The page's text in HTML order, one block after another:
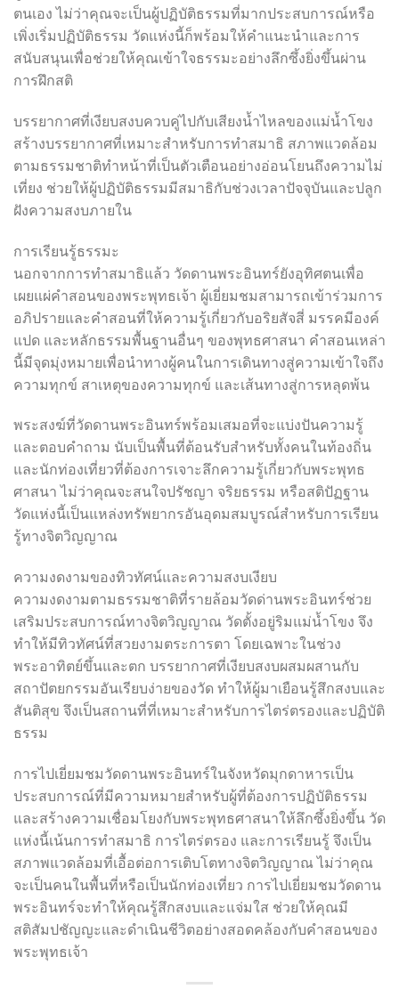
ตนเอง ไม่ว่าคุณจะเป็นผู้ปฏิบัติธรรมที่มากประสบการณ์หรือ
เพิ่งเริ่มปฏิบัติธรรม วัดแห่งนี้ก็พร้อมให้คำแนะนำและการ
สนับสนุนเพื่อช่วยให้คุณเข้าใจธรรมะอย่างลึกซึ้งยิ่งขึ้นผ่าน
การฝึกสติ
บรรยากาศที่เงียบสงบควบคู่ไปกับเสียงน้ำไหลของแม่น้ำโขง
สร้างบรรยากาศที่เหมาะสำหรับการทำสมาธิ สภาพแวดล้อม
ตามธรรมชาติทำหน้าที่เป็นตัวเตือนอย่างอ่อนโยนถึงความไม่
เที่ยง ช่วยให้ผู้ปฏิบัติธรรมมีสมาธิกับช่วงเวลาปัจจุบันและปลูก
ฝังความสงบภายใน
การเรียนรู้ธรรมะ
นอกจากการทำสมาธิแล้ว วัดดานพระอินทร์ยังอุทิศตนเพื่อ
เผยแผ่คำสอนของพระพุทธเจ้า ผู้เยี่ยมชมสามารถเข้าร่วมการ
อภิปรายและคำสอนที่ให้ความรู้เกี่ยวกับอริยสัจสี่ มรรคมีองค์
แปด และหลักธรรมพื้นฐานอื่นๆ ของพุทธศาสนา คำสอนเหล่า
นี้มีจุดมุ่งหมายเพื่อนำทางผู้คนในการเดินทางสู่ความเข้าใจถึง
ความทุกข์ สาเหตุของความทุกข์ และเส้นทางสู่การหลุดพ้น
พระสงฆ์ที่วัดดานพระอินทร์พร้อมเสมอที่จะแบ่งปันความรู้
และตอบคำถาม นับเป็นพื้นที่ต้อนรับสำหรับทั้งคนในท้องถิ่น
และนักท่องเที่ยวที่ต้องการเจาะลึกความรู้เกี่ยวกับพระพุทธ
ศาสนา ไม่ว่าคุณจะสนใจปรัชญา จริยธรรม หรือสติปัฏฐาน
วัดแห่งนี้เป็นแหล่งทรัพยากรอันอุดมสมบูรณ์สำหรับการเรียน
รู้ทางจิตวิญญาณ
ความงดงามของทิวทัศน์และความสงบเงียบ
ความงดงามตามธรรมชาติที่รายล้อมวัดด่านพระอินทร์ช่วย
เสริมประสบการณ์ทางจิตวิญญาณ วัดตั้งอยู่ริมแม่น้ำโขง จึง
ทำให้มีทิวทัศน์ที่สวยงามตระการตา โดยเฉพาะในช่วง
พระอาทิตย์ขึ้นและตก บรรยากาศที่เงียบสงบผสมผสานกับ
สถาปัตยกรรมอันเรียบง่ายของวัด ทำให้ผู้มาเยือนรู้สึกสงบและ
สันติสุข จึงเป็นสถานที่ที่เหมาะสำหรับการไตร่ตรองและปฏิบัติ
ธรรม
การไปเยี่ยมชมวัดดานพระอินทร์ในจังหวัดมุกดาหารเป็น
ประสบการณ์ที่มีความหมายสำหรับผู้ที่ต้องการปฏิบัติธรรม
และสร้างความเชื่อมโยงกับพระพุทธศาสนาให้ลึกซึ้งยิ่งขึ้น วัด
แห่งนี้เน้นการทำสมาธิ การไตร่ตรอง และการเรียนรู้ จึงเป็น
สภาพแวดล้อมที่เอื้อต่อการเติบโตทางจิตวิญญาณ ไม่ว่าคุณ
จะเป็นคนในพื้นที่หรือเป็นนักท่องเที่ยว การไปเยี่ยมชมวัดดาน
พระอินทร์จะทำให้คุณรู้สึกสงบและแจ่มใส ช่วยให้คุณมี
สติสัมปชัญญะและดำเนินชีวิตอย่างสอดคล้องกับคำสอนของ
พระพุทธเจ้า